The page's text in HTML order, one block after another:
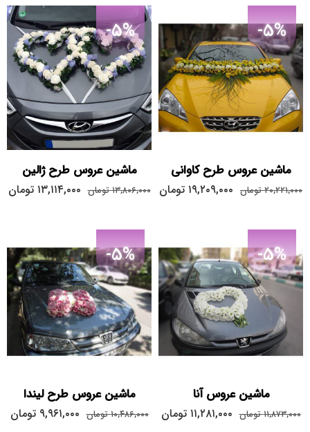
-5%
ماشین عروس طرح کاوانی
۲۰,۲۲۱,۰۰۰ تومان ۱۹,۲۰۹,۰۰۰ تومان
-5%
ماشین عروس طرح ژالین
۱۳,۸۰۶,۰۰۰ تومان ۱۳,۱۱۴,۰۰۰ تومان
-5%
ماشین عروس آنا
۱۱,۸۷۳,۰۰۰ تومان ۱۱,۲۸۱,۰۰۰ تومان
-5%
ماشین عروس طرح لیندا
۱۰,۴۸۶,۰۰۰ تومان ۹,۹۶۱,۰۰۰ تومان